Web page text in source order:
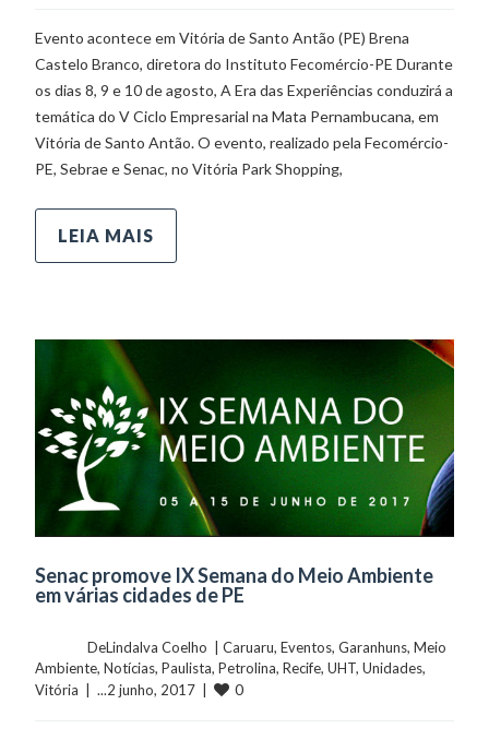
Evento acontece em Vitória de Santo Antão (PE) Brena
Castelo Branco, diretora do Instituto Fecomércio-PE Durante
os dias 8, 9 e 10 de agosto, A Era das Experiências conduzirá a
temática do V Ciclo Empresarial na Mata Pernambucana, em
Vitória de Santo Antão. O evento, realizado pela Fecomércio-
PE, Sebrae e Senac, no Vitória Park Shopping,
LEIA MAIS
Senac promove IX Semana do Meio Ambiente
em várias cidades de PE
	    	DeLindalva Coelho  |
Caruaru, Eventos, Garanhuns, Meio
Ambiente, Notícias, Paulista, Petrolina, Recife, UHT, Unidades
Vitória
  |  ...2 junho, 2017  |
0